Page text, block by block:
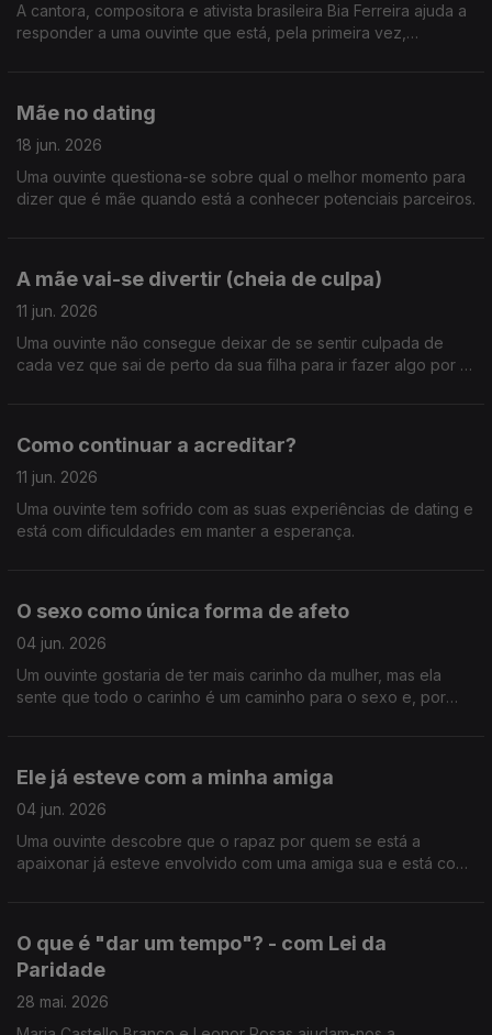
A cantora, compositora e ativista brasileira Bia Ferreira ajuda a
responder a uma ouvinte que está, pela primeira vez,
Mãe no dating
18 jun. 2026
Uma ouvinte questiona-se sobre qual o melhor momento para
dizer que é mãe quando está a conhecer potenciais parceiros.
A mãe vai-se divertir (cheia de culpa)
11 jun. 2026
Uma ouvinte não consegue deixar de se sentir culpada de
cada vez que sai de perto da sua filha para ir fazer algo por si.
Como continuar a acreditar?
11 jun. 2026
Uma ouvinte tem sofrido com as suas experiências de dating e
está com dificuldades em manter a esperança.
O sexo como única forma de afeto
04 jun. 2026
Um ouvinte gostaria de ter mais carinho da mulher, mas ela
sente que todo o carinho é um caminho para o sexo e, por
Ele já esteve com a minha amiga
04 jun. 2026
Uma ouvinte descobre que o rapaz por quem se está a
apaixonar já esteve envolvido com uma amiga sua e está com
O que é "dar um tempo"? - com Lei da
Paridade
28 mai. 2026